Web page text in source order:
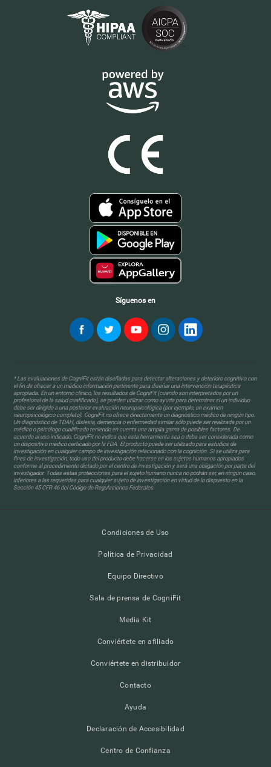
Síguenos en
* Las evaluaciones de CogniFit están diseñadas para detectar alteraciones y deterioro cognitivo con
el fin de ofrecer a un médico información pertinente para diseñar una intervención terapéutica
apropiada. En un entorno clínico, los resultados de CogniFit (cuando son interpretados por un
profesional de la salud cualificado), se pueden utilizar como ayuda para determinar si un individuo
debe ser dirigido a una posterior evaluación neuropsicológica (por ejemplo, un examen
neuropsicológico completo). CogniFit no ofrece directamente un diagnóstico médico de ningún tipo.
Un diagnóstico de TDAH, dislexia, demencia o enfermedad similar sólo puede ser realizada por un
médico o psicólogo cualificado teniendo en cuenta una amplia gama de posibles factores. De
acuerdo al uso indicado, CogniFit no indica que esta herramienta sea o deba ser considerada como
un dispositivo médico certicado por la FDA. El producto puede ser utilizado para estudios de
investigación en cualquier campo de investigación relacionado con la cognición. Si se utiliza para
fines de investigación, todo uso del producto debe hacerse en los sujetos humanos apropiados
conforme al procedimiento dictado por el centro de investigación y será una obligación por parte del
investigador. Todas estas protecciones para el sujeto humano nunca no podrán ser, en ningún caso,
inferiores a las requeridas para cualquier sujeto de investigación en virtud de lo dispuesto en la
Sección 45 CFR 46 del Código de Regulaciones Federales.
Condiciones de Uso
Política de Privacidad
Equipo Directivo
Sala de prensa de CogniFit
Media Kit
Conviértete en afiliado
Conviértete en distribuidor
Contacto
Ayuda
Declaración de Accesibilidad
Centro de Confianza